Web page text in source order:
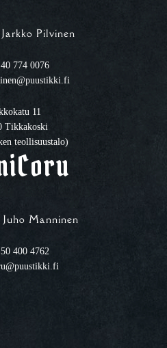
Pilvinen
774 0076
11
Tikkakoski
teollisuustalo)
Juho Manninen
400 4762